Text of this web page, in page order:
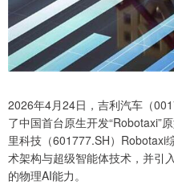
2026年4月24日，吉利汽车（
了中国首台原生开发
里科技（601777.SH）Robotaxi
术架构与超级智能体技术，并引
的物理AI能力。